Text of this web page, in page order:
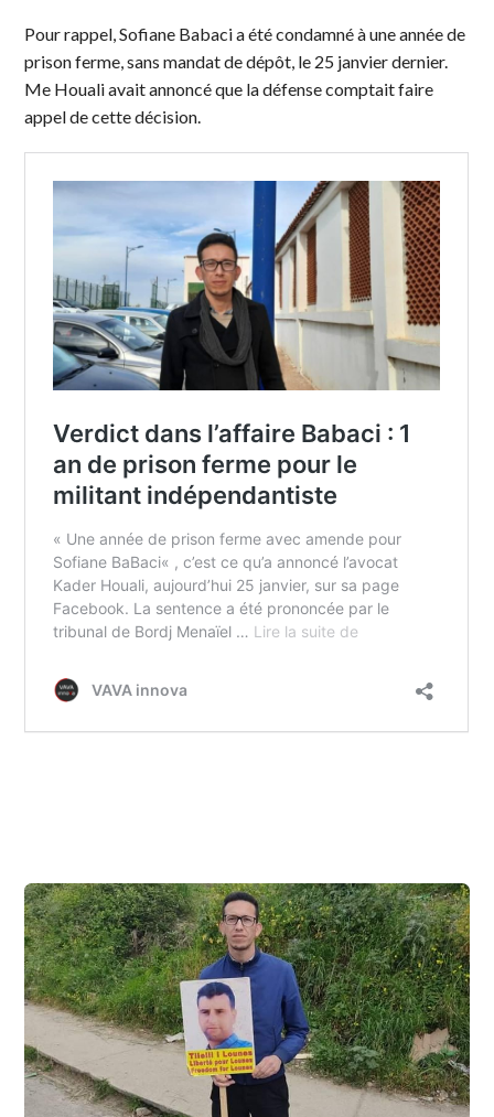
Pour rappel, Sofiane Babaci a été condamné à une année de
prison ferme, sans mandat de dépôt, le 25 janvier dernier.
Me Houali avait annoncé que la défense comptait faire
appel de cette décision.